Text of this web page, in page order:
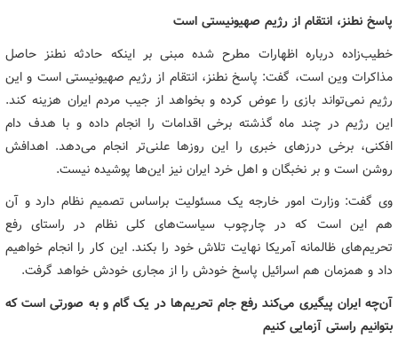
پاسخ نطنز، انتقام از رژیم صهیونیستی است
خطیب‌زاده درباره اظهارات مطرح شده مبنی بر اینکه حادثه نطنز حاصل
مذاکرات وین است، گفت: پاسخ نطنز، انتقام از رژیم صهیونیستی است و این
رژیم نمی‌تواند بازی را عوض کرده و بخواهد از جیب مردم ایران هزینه کند.
این رژیم در چند ماه گذشته برخی اقدامات را انجام داده و با هدف دام
افکنی، برخی درزهای خبری را این روزها علنی‌تر انجام می‌دهد. اهدافش
روشن است و بر نخبگان و اهل خرد ایران نیز این‌ها پوشیده نیست.
وی گفت: وزارت امور خارجه یک مسئولیت براساس تصمیم نظام دارد و آن
هم این است که در چارچوب سیاست‌های کلی نظام در راستای رفع
تحریم‌های ظالمانه آمریکا نهایت تلاش خود را بکند. این کار را انجام خواهیم
داد و همزمان هم اسرائیل پاسخ خودش را از مجاری خودش خواهد گرفت.
آن‌چه ایران پیگیری می‌کند رفع جام تحریم‌ها در یک گام و به صورتی است که
بتوانیم راستی آزمایی کنیم